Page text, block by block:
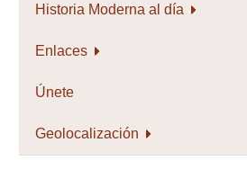
Historia Moderna al día
Enlaces
Únete
Geolocalización